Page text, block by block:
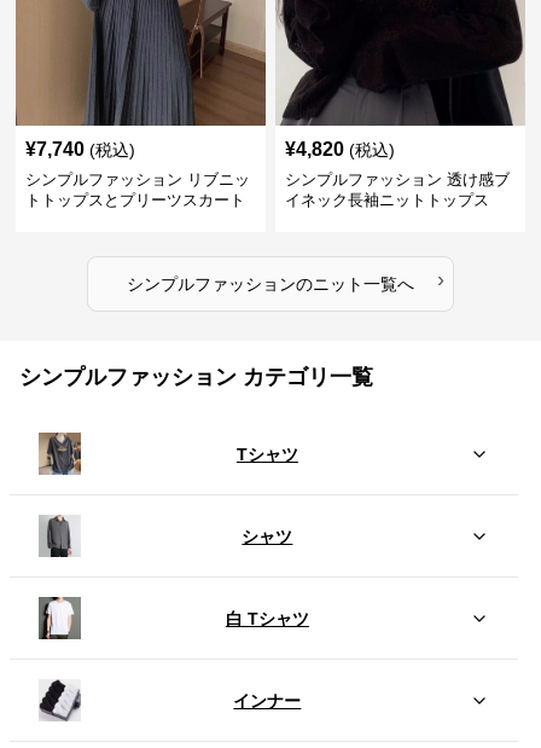
¥7,740 (税込)
シンプルファッション リブニッ
トトップスとプリーツスカート
¥4,820 (税込)
シンプルファッション 透け感ブ
イネック長袖ニットトップス
シンプルファッションのニット一覧へ ›
シンプルファッション カテゴリ一覧
Tシャツ
シャツ
白 Tシャツ
インナー